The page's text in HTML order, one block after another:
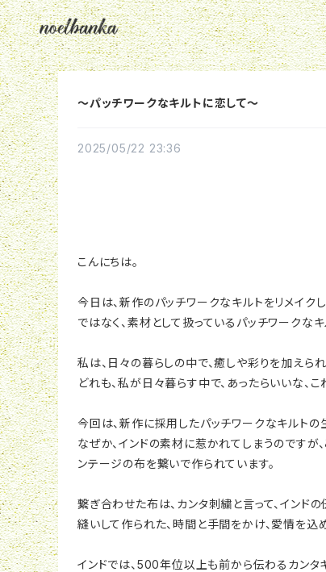
〜パッチワークなキルトに恋して〜
2025/05/22 23:36
こんにちは。
今日は、新作のパッチワークなキルトをリメイク
ではなく、素材として扱っているパッチワークな
私は、日々の暮らしの中で、癒しや彩りを加えら
どれも、私が日々暮らす中で、あったらいいな、
今回は、新作に採用したパッチワークなキルトの
なぜか、インドの素材に惹かれてしまうのですが
ンテージの布を繋いで作られています。
繋ぎ合わせた布は、カンタ刺繍と言って、インド
縫いして作られた、時間と手間をかけ、愛情を込
インドでは、500年位以上も前から伝わるカンタ